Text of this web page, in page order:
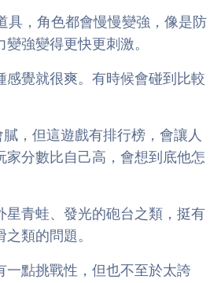
具，角色都會慢慢變強，像是防
強變得更快更刺激。
覺就很爽。有時候會碰到比較
，但這遊戲有排行榜，會讓人
分數比自己高，會想到底他怎
青蛙、發光的砲台之類，挺有
類的問題。
點挑戰性，但也不至於太誇